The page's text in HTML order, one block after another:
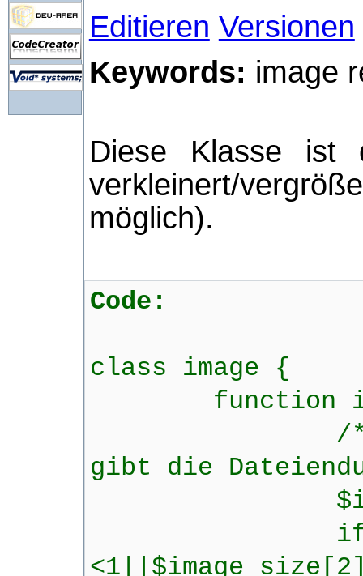
Editieren Versionen
Keywords: image
Diese Klasse ist
verkleinert/
möglich).
Code:
class image {
function
/* $image
gibt die